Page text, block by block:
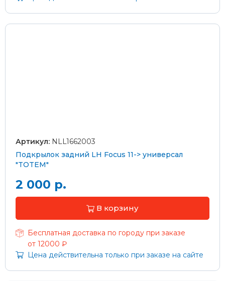
Артикул: NLL1662003
Подкрылок задний LH Focus 11-> универсал
"TOTEM"
2 000 р.
В корзину
Бесплатная доставка по городу при заказе
от 12000 ₽
Цена действительна только при заказе на сайте